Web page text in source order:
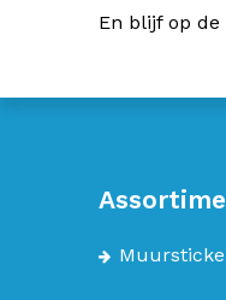
En blijf op